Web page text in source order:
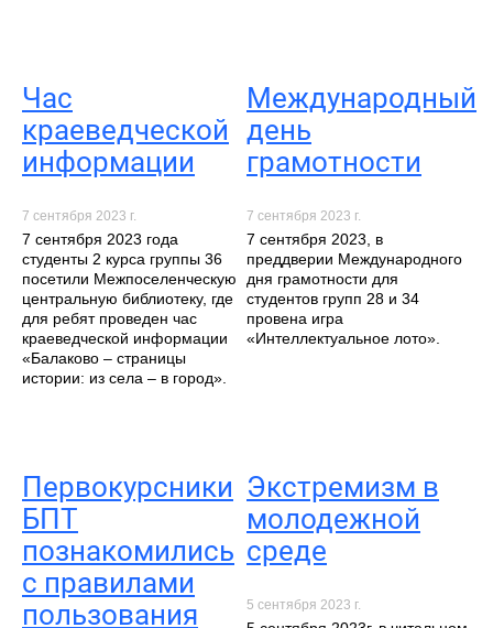
Час
краеведческой
информации
7 сентября 2023 г.
7 сентября 2023 года
студенты 2 курса группы 36
посетили Межпоселенческую
центральную библиотеку, где
для ребят проведен час
краеведческой информации
«Балаково – страницы
истории: из села – в город».
Международный
день
грамотности
7 сентября 2023 г.
7 сентября 2023, в
преддверии Международного
дня грамотности для
студентов групп 28 и 34
провена игра
«Интеллектуальное лото».
Первокурсники
БПТ
познакомились
с правилами
пользования
Экстремизм в
молодежной
среде
5 сентября 2023 г.